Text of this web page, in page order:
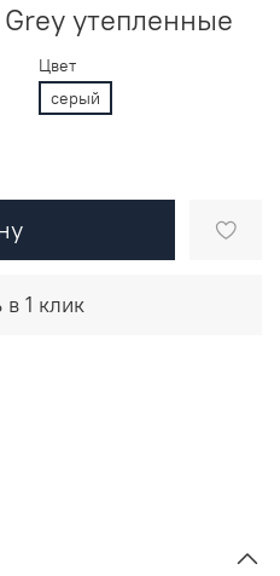
утепленные
Цвет
серый
в 1 клик